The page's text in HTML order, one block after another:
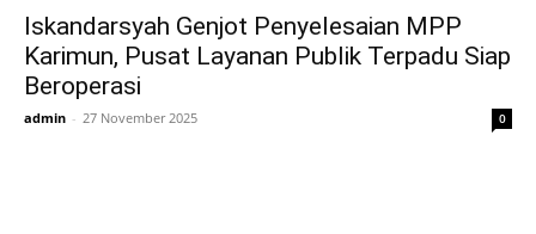
Iskandarsyah Genjot Penyelesaian MPP
Karimun, Pusat Layanan Publik Terpadu Siap
Beroperasi
admin - 27 November 2025 0